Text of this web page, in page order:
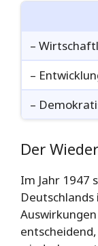
–
–
–
Der
Im Jahr 1947